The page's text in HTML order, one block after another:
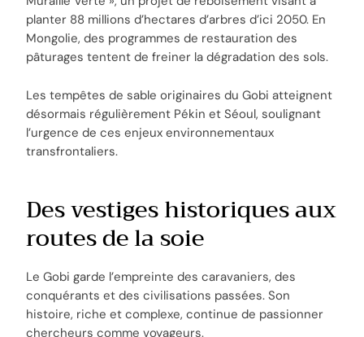
planter 88 millions d’hectares d’arbres d’ici 2050. En
Mongolie, des programmes de restauration des
pâturages tentent de freiner la dégradation des sols.
Les tempêtes de sable originaires du Gobi atteignent
désormais régulièrement Pékin et Séoul, soulignant
l’urgence de ces enjeux environnementaux
transfrontaliers.
Des vestiges historiques aux
routes de la soie
Le Gobi garde l’empreinte des caravaniers, des
conquérants et des civilisations passées. Son
histoire, riche et complexe, continue de passionner
chercheurs comme voyageurs.